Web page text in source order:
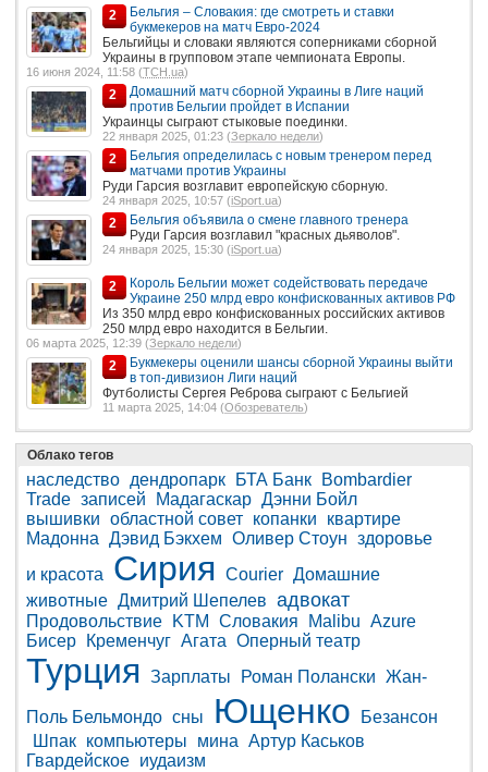
2
Бельгия – Словакия: где смотреть и ставки
букмекеров на матч Евро-2024
Бельгийцы и словаки являются соперниками сборной
Украины в групповом этапе чемпионата Европы.
16 июня 2024, 11:58 (ТСН.ua)
2
Домашний матч сборной Украины в Лиге наций
против Бельгии пройдет в Испании
Украинцы сыграют стыковые поединки.
22 января 2025, 01:23 (Зеркало недели)
2
Бельгия определилась с новым тренером перед
матчами против Украины
Руди Гарсия возглавит европейскую сборную.
24 января 2025, 10:57 (iSport.ua)
2
Бельгия объявила о смене главного тренера
Руди Гарсия возглавил "красных дьяволов".
24 января 2025, 15:30 (iSport.ua)
2
Король Бельгии может содействовать передаче
Украине 250 млрд евро конфискованных активов РФ
Из 350 млрд евро конфискованных российских активов
250 млрд евро находится в Бельгии.
06 марта 2025, 12:39 (Зеркало недели)
2
Букмекеры оценили шансы сборной Украины выйти
в топ-дивизион Лиги наций
Футболисты Сергея Реброва сыграют с Бельгией
11 марта 2025, 14:04 (Обозреватель)
Облако тегов
наследство дендропарк БТА Банк
Bombardier
Trade записей Мадагаскар Дэнни Бойл
вышивки областной совет копанки
квартире
Мадонна Дэвид Бэкхем Оливер Стоун здоровье
и красота
Сирия Courier Домашние
животные Дмитрий Шепелев адвокат
Продовольствие KTM Словакия Malibu Azure
Бисер
Кременчуг Агата Оперный театр
Турция Зарплаты Роман Полански Жан-
Поль Бельмондо сны Ющенко
Безансон
Шпак компьютеры мина Артур Каськов
Гвардейское иудаизм